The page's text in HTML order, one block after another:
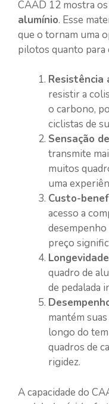
CAAD 12 mostra os
alumínio. Esse
que o tornam uma
pilotos quanto para
Resistência
resistir a
o carbono,
ciclistas de
Sensação
transmite
muitos
uma
Custo-
acesso a
preço
quadro de
de pedalada
mantém
longo do
quadros de
rigidez.
A capacidade do